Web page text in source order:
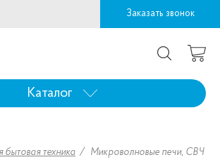
Заказать звонок
Каталог
бытовая техника Микроволновые печи, СВЧ